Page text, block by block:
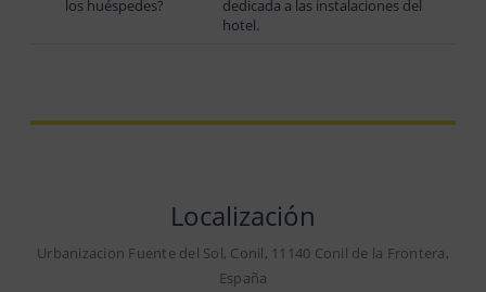
los huéspedes?
dedicada a las instalaciones del
hotel.
Localización
Urbanizacion Fuente del Sol, Conil, 11140 Conil de la Frontera,
España